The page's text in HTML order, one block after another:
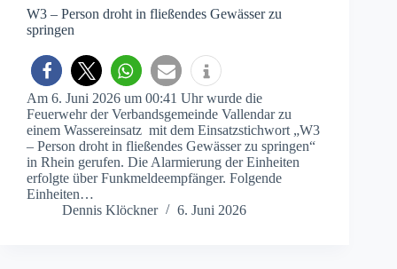
W3 – Person droht in fließendes Gewässer zu
springen
Am 6. Juni 2026 um 00:41 Uhr wurde die
Feuerwehr der Verbandsgemeinde Vallendar zu
einem Wassereinsatz mit dem Einsatzstichwort „W3
– Person droht in fließendes Gewässer zu springen“
in Rhein gerufen. Die Alarmierung der Einheiten
erfolgte über Funkmeldeempfänger. Folgende
Einheiten…
Dennis Klöckner
6. Juni 2026